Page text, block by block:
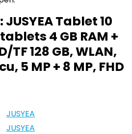
JUSYEA Tablet 10
4 GB RAM +
TF 128 GB, WLAN,
5 MP + 8 MP, FHD
JUSYEA
JUSYEA